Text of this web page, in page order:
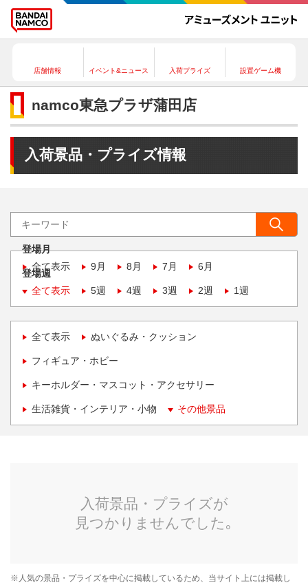
店舗情報 イベント&ニュース 入荷プライズ 設置ゲーム機
namco東急プラザ蒲田店
入荷景品・プライズ情報
登場月
全て表示
9月 8月 7月 6月
登場週
全て表示
5週 4週 3週 2週 1週
全て表示 ぬいぐるみ・クッション
フィギュア・ホビー
キーホルダー・マスコット・アクセサリー
生活雑貨・インテリア・小物 その他景品